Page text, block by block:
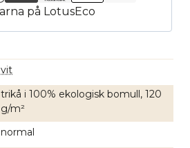
vit
trikå i 100% ekologisk bomull, 120
g/m²
normal